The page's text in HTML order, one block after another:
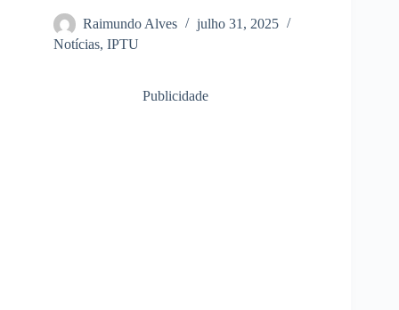
Raimundo Alves
julho 31, 2025
Notícias, IPTU
Publicidade